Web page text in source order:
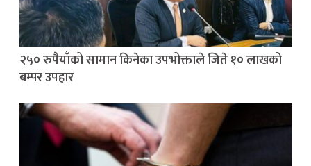
२५० रुपैयाँको सामान किनेका उपभोक्ताले जिते १० लाखको
बम्पर उपहार